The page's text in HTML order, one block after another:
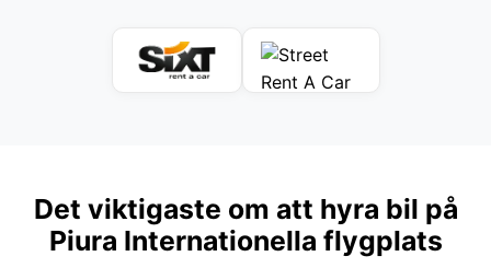
Det viktigaste om att hyra bil på
Piura Internationella flygplats